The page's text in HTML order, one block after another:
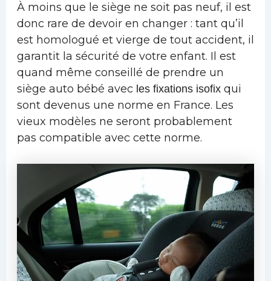
À moins que le siège ne soit pas neuf, il est
donc rare de devoir en changer : tant qu’il
est homologué et vierge de tout accident, il
garantit la sécurité de votre enfant. Il est
quand même conseillé de prendre un
siège auto bébé avec les fixations isofixqui
sont devenus une norme en France. Les
vieux modèles ne seront probablement
pas compatible avec cette norme.